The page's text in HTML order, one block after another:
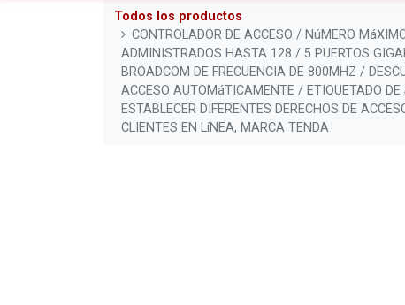
Todos los productos
CONTROLADOR DE ACCESO / NúMERO
ADMINISTRADOS HASTA 128 / 5 PUERTOS
BROADCOM DE FRECUENCIA DE 800MHZ /
ACCESO AUTOMáTICAMENTE / ETIQUETADO
ESTABLECER DIFERENTES DERECHOS DE
CLIENTES EN LíNEA, MARCA TENDA